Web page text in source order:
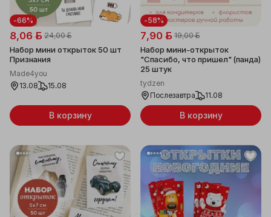
-66%
8,06 ƃ 24,00 ƃ
Набор мини открыток 50 шт
Признания
Made4you
13.08
15.08
В корзину
-58%
7,90 ƃ 19,00 ƃ
Набор мини-открыток
"Спасибо, что пришел" (панда)
25 штук
tydzen
Послезавтра
11.08
В корзину